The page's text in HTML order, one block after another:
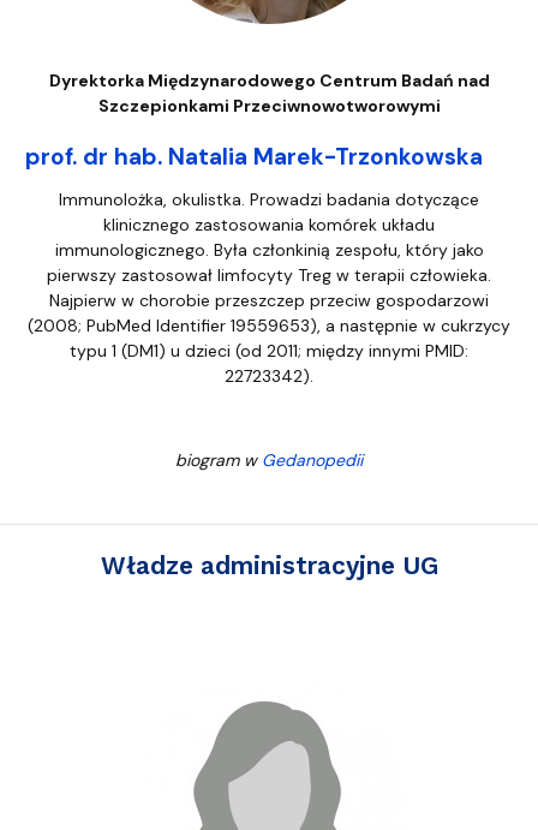
Dyrektorka Międzynarodowego Centrum Badań nad
Szczepionkami Przeciwnowotworowymi
prof. dr hab. Natalia Marek-Trzonkowska
Immunolożka, okulistka. Prowadzi badania dotyczące
klinicznego zastosowania komórek układu
immunologicznego. Była członkinią zespołu, który jako
pierwszy zastosował limfocyty Treg w terapii człowieka.
Najpierw w chorobie przeszczep przeciw gospodarzowi
(2008; PubMed Identifier 19559653), a następnie w cukrzycy
typu 1 (DM1) u dzieci (od 2011; między innymi PMID:
22723342).
biogram w Gedanopedii
Władze administracyjne UG